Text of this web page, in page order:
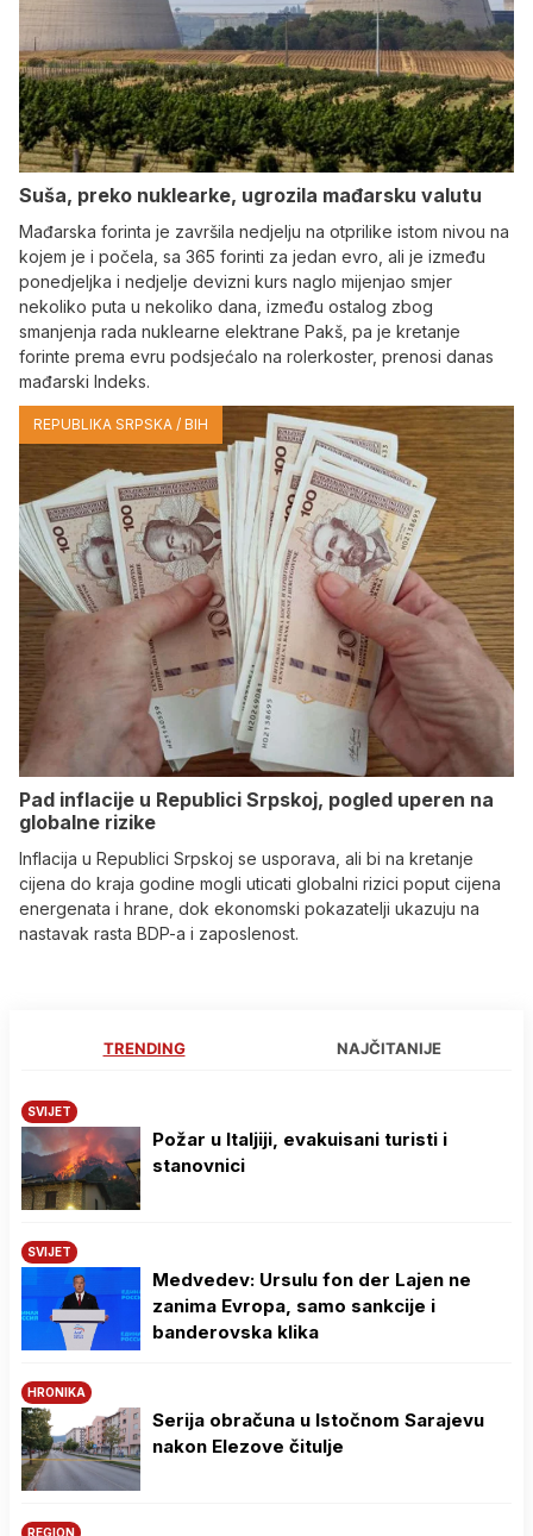
Suša, preko nuklearke, ugrozila mađarsku valutu
Mađarska forinta je završila nedjelju na otprilike istom nivou na
kojem je i počela, sa 365 forinti za jedan evro, ali je između
ponedjeljka i nedjelje devizni kurs naglo mijenjao smjer
nekoliko puta u nekoliko dana, između ostalog zbog
smanjenja rada nuklearne elektrane Pakš, pa je kretanje
forinte prema evru podsjećalo na rolerkoster, prenosi danas
mađarski Indeks.
REPUBLIKA SRPSKA / BIH
Pad inflacije u Republici Srpskoj, pogled uperen na
globalne rizike
Inflacija u Republici Srpskoj se usporava, ali bi na kretanje
cijena do kraja godine mogli uticati globalni rizici poput cijena
energenata i hrane, dok ekonomski pokazatelji ukazuju na
nastavak rasta BDP-a i zaposlenost.
TRENDING NAJČITANIJE
SVIJET
Požar u Italjiji, evakuisani turisti i
stanovnici
SVIJET
Medvedev: Ursulu fon der Lajen ne
zanima Evropa, samo sankcije i
banderovska klika
HRONIKA
Serija obračuna u Istočnom Sarajevu
nakon Elezove čitulje
REGION